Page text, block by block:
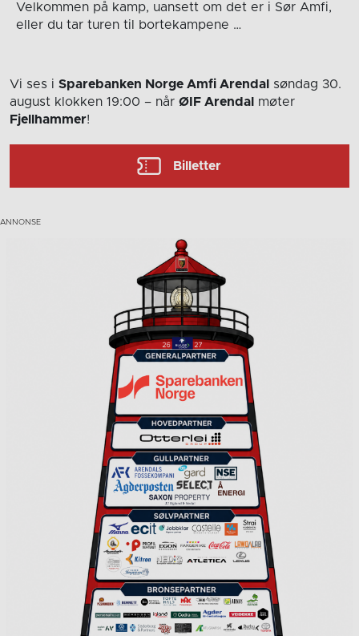
Velkommen på kamp, uansett om det er i Sør Amfi,
eller du tar turen til bortekampene …
Vi ses i Sparebanken Norge Amfi Arendal
søndag 30.
august klokken 19:00 – når ØIF Arendal
møter
Fjellhammer!
Billetter